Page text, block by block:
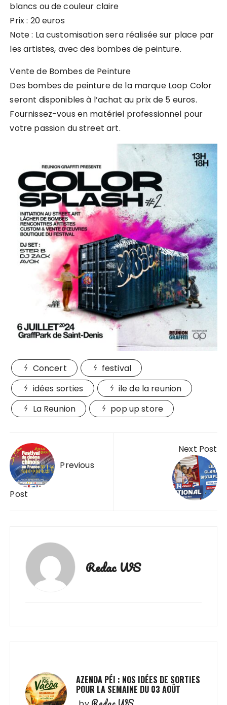
blancs ou de couleur claire
Prix : 20 euros
Note : La customisation sera réalisée sur place par
les artistes, avec des bombes de peinture.
Vente de Bombes de Peinture
Des bombes de peinture de la marque Loop Color
seront disponibles à l’achat au prix de 5 euros.
Fournissez-vous en matériel professionnel pour
votre passion du street art.
Concert
festival
idées sorties
ile de la reunion
La Reunion
pop up store
Navigation
de
l’article Previous
Post
Next Post
Redac WS
AZENDA PÉI : NOS IDÉES DE SORTIES
POUR LA SEMAINE DU 03 AOÛT